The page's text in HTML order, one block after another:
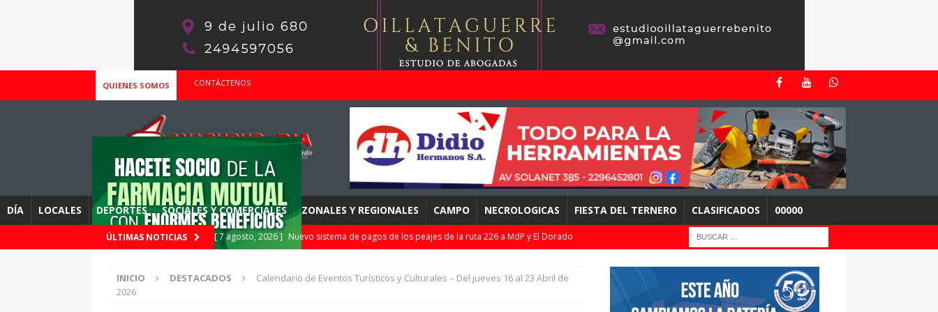
QUIENES SOMOS CONTÁCTENOS
DÍA LOCALES DEPORTES SOCIALES Y COMERCIALES ZONALES Y REGIONALES CAMPO NECROLOGICAS FIESTA DEL TERNERO CLASIFICADOS 00000
ÚLTIMAS NOTICIAS [ 7 agosto, 2026 ] Nuevo sistema de pagos de los peajes de la ruta 226 a MdP y El Dorado
[ 7 agosto, 2026 ] Se completó la 2da fecha del Clausura de la LPF / Resultados, tablas, y
INICIO DESTACADOS
Calendario de Eventos Turísticos y Culturales – Del jueves 16 al 23 Abril de
2026